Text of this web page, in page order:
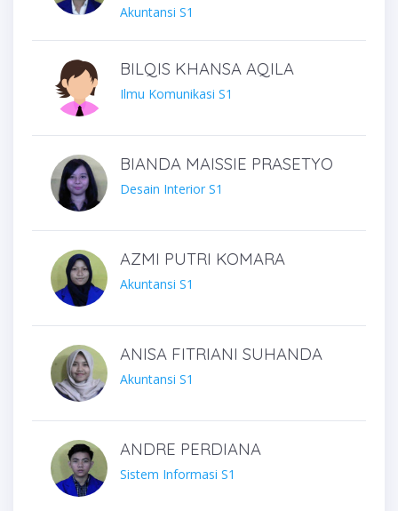
Akuntansi S1
BILQIS KHANSA AQILA
Ilmu Komunikasi S1
BIANDA MAISSIE PRASETYO
Desain Interior S1
AZMI PUTRI KOMARA
Akuntansi S1
ANISA FITRIANI SUHANDA
Akuntansi S1
ANDRE PERDIANA
Sistem Informasi S1